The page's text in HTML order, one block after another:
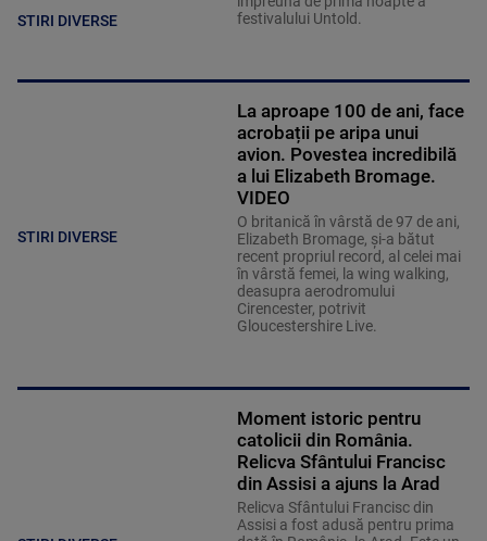
STIRI DIVERSE
festivalului Untold.
STIRI DIVERSE
La aproape 100 de ani, face
acrobații pe aripa unui
avion. Povestea incredibilă
a lui Elizabeth Bromage.
VIDEO
O britanică în vârstă de 97 de ani,
Elizabeth Bromage, şi-a bătut
recent propriul record, al celei mai
în vârstă femei, la wing walking,
deasupra aerodromului
Cirencester, potrivit
Gloucestershire Live.
Moment istoric pentru
catolicii din România.
Relicva Sfântului Francisc
din Assisi a ajuns la Arad
Relicva Sfântului Francisc din
Assisi a fost adusă pentru prima